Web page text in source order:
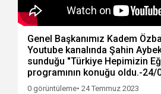
Genel Başkanımız Kadem
Youtube kanalında Şahin
sunduğu "Türkiye Hepimizin
programının konuğu oldu.-24/
0 görüntüleme• 24 Temmuz 2023